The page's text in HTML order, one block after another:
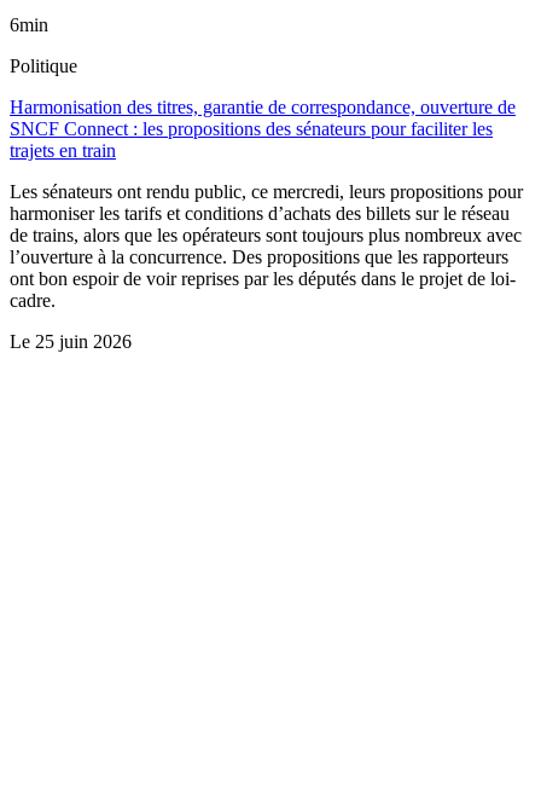
6min
Politique
Harmonisation des titres, garantie de correspondance, ouverture de
SNCF Connect : les propositions des sénateurs pour faciliter les
trajets en train
Les sénateurs ont rendu public, ce mercredi, leurs propositions pour
harmoniser les tarifs et conditions d’achats des billets sur le réseau
de trains, alors que les opérateurs sont toujours plus nombreux avec
l’ouverture à la concurrence. Des propositions que les rapporteurs
ont bon espoir de voir reprises par les députés dans le projet de loi-
cadre.
Le 25 juin 2026